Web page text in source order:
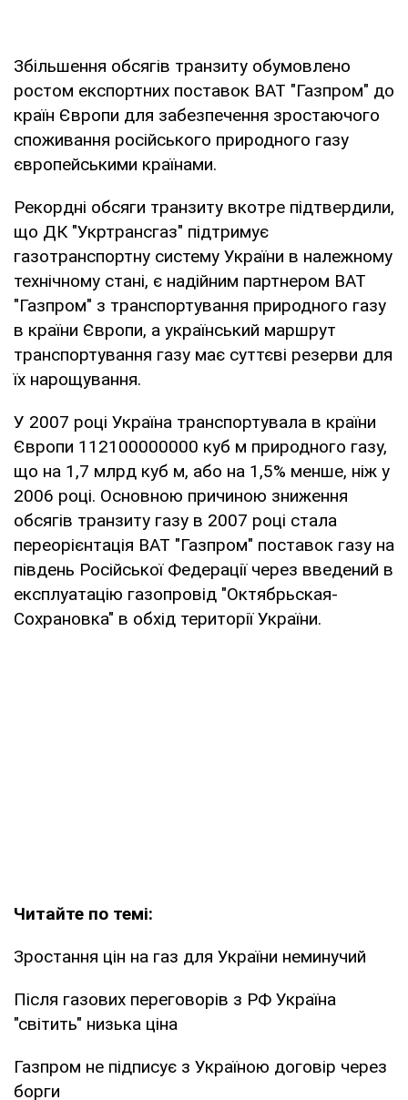
Збільшення обсягів транзиту обумовлено
ростом експортних поставок ВАТ "Газпром" до
країн Європи для забезпечення зростаючого
споживання російського природного газу
європейськими країнами.
Рекордні обсяги транзиту вкотре підтвердили,
що ДК "Укртрансгаз" підтримує
газотранспортну систему України в належному
технічному стані, є надійним партнером ВАТ
"Газпром" з транспортування природного газу
в країни Європи, а український маршрут
транспортування газу має суттєві резерви для
їх нарощування.
У 2007 році Україна транспортувала в країни
Європи 112100000000 куб м природного газу,
що на 1,7 млрд куб м, або на 1,5% менше, ніж у
2006 році. Основною причиною зниження
обсягів транзиту газу в 2007 році стала
переорієнтація ВАТ "Газпром" поставок газу на
південь Російської Федерації через введений в
експлуатацію газопровід "Октябрьская-
Сохрановка" в обхід території України.
Читайте по темі:
Зростання цін на газ для України неминучий
Після газових переговорів з РФ Україна
"світить" низька ціна
Газпром не підписує з Україною договір через
борги